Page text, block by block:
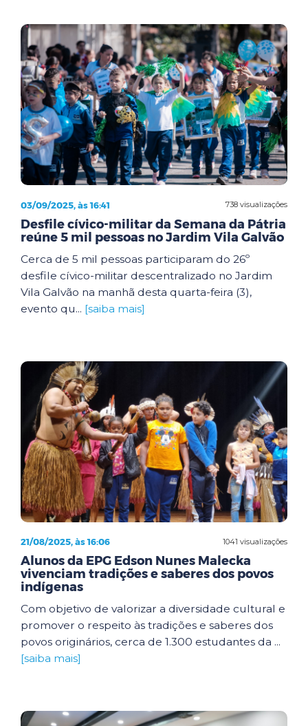
738 visualizações
03/09/2025, às 16:41
Desfile cívico-militar da Semana da Pátria
reúne 5 mil pessoas no Jardim Vila Galvão
Cerca de 5 mil pessoas participaram do 26º
desfile cívico-militar descentralizado no Jardim
Vila Galvão na manhã desta quarta-feira (3),
evento qu... [saiba mais]
1041 visualizações
21/08/2025, às 16:06
Alunos da EPG Edson Nunes Malecka
vivenciam tradições e saberes dos povos
indígenas
Com objetivo de valorizar a diversidade cultural e
promover o respeito às tradições e saberes dos
povos originários, cerca de 1.300 estudantes da ...
[saiba mais]